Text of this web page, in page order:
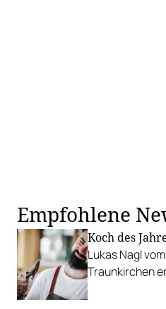
Empfohlene
Koch des
Lukas Nagl
Traunkirchen